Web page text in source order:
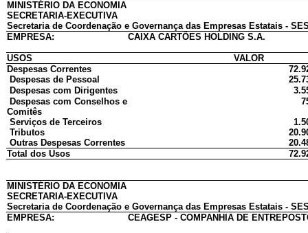
MINISTÉRIO DA ECONOMIA
SECRETARIA-EXECUTIVA
Secretaria de Coordenação e Governança das Empresas Estatais -
EMPRESA:
CAIXA CARTÕES HOLDING S.A.
USOS
VALOR
Despesas Correntes
Despesas de Pessoal
Despesas com Dirigentes
Despesas com Conselhos e
Comitês
Serviços de Terceiros
Tributos
Outras Despesas Correntes
Total dos Usos
MINISTÉRIO DA ECONOMIA
SECRETARIA-EXECUTIVA
Secretaria de Coordenação e Governança das Empresas Estatais -
EMPRESA:
CEAGESP - COMPANHIA DE